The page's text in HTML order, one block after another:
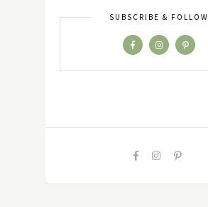
SUBSCRIBE & FOLLOW